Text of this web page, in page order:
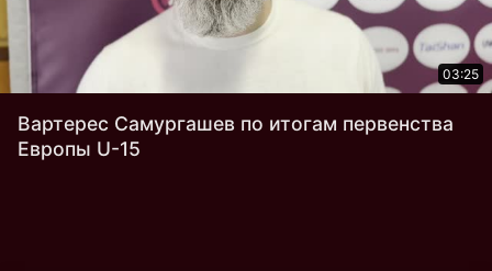
03:25
Вартерес Самургашев по итогам первенства
Европы U-15